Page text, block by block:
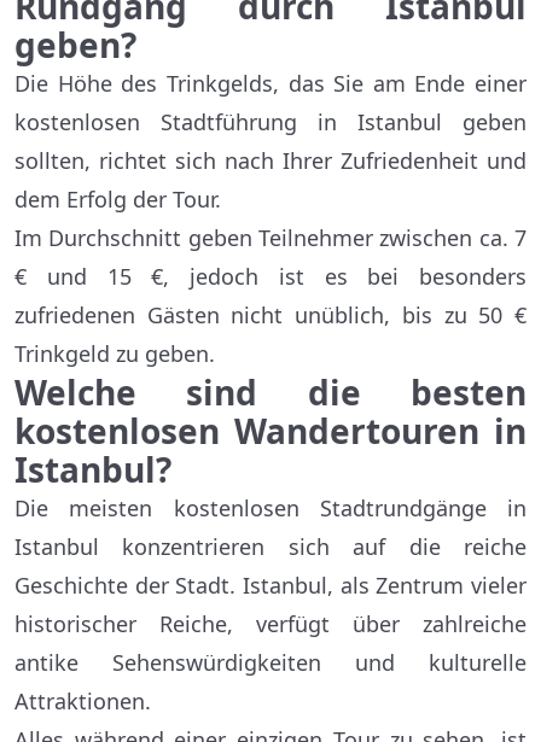
geben?
Die Höhe des Trinkgelds, das Sie am Ende einer
kostenlosen Stadtführung in Istanbul geben
sollten, richtet sich nach Ihrer Zufriedenheit und
dem Erfolg der Tour.
Im Durchschnitt geben Teilnehmer zwischen ca. 7
€ und 15 €, jedoch ist es bei besonders
zufriedenen Gästen nicht unüblich, bis zu 50 €
Trinkgeld zu geben.
Welche sind die besten
kostenlosen Wandertouren in
Istanbul?
Die meisten kostenlosen Stadtrundgänge in
Istanbul konzentrieren sich auf die reiche
Geschichte der Stadt. Istanbul, als Zentrum vieler
historischer Reiche, verfügt über zahlreiche
antike Sehenswürdigkeiten und kulturelle
Attraktionen.